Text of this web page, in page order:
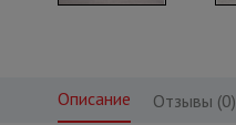
Описание Отзывы (0)